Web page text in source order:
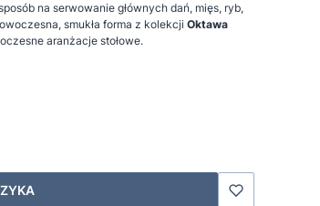
na serwowanie głównych dań, mięs, ryb,
smukła forma z kolekcji Oktawa
aranżacje stołowe.